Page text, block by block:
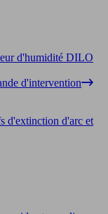
d'humidité DILO
d'intervention
d'extinction d'arc et